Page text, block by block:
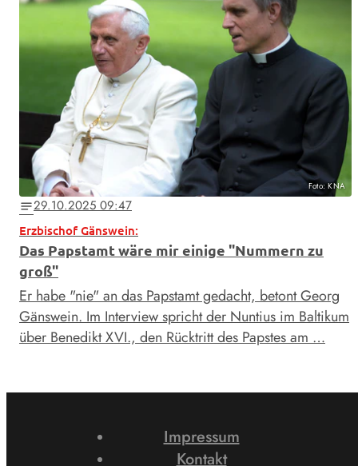
Foto: KNA
notes29.10.2025 09:47
Erzbischof Gänswein:
Das Papstamt wäre mir einige "Nummern zu
groß"
Er habe "nie" an das Papstamt gedacht, betont Georg
Gänswein. Im Interview spricht der Nuntius im Baltikum
über Benedikt XVI., den Rücktritt des Papstes am …
Impressum
Kontakt